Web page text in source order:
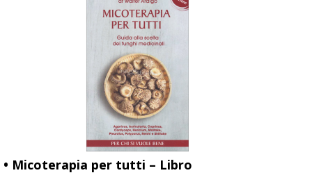
• Micoterapia per tutti – Libro